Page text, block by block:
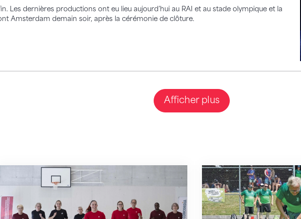
Les dernières productions ont eu lieu aujourd’hui au RAI et au stade olympique et la
Amsterdam demain soir, après la cérémonie de clôture.
Afficher plus
CONCORDIA Fitiva : un nouveau programme complet d'activité
Du bureau